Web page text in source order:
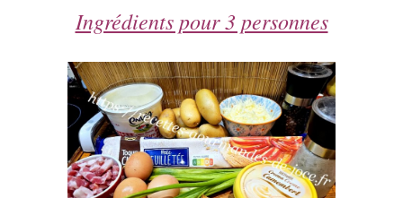
Ingrédients pour 3 personnes